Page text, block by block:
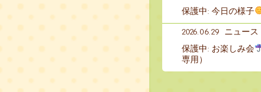
保護中: 今日の様子
2026.06.29
ニュース
保護中: お楽しみ会
専用）